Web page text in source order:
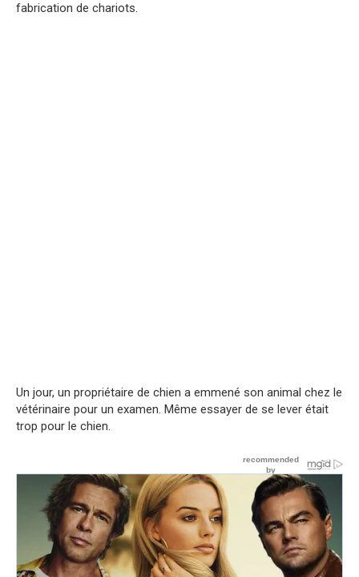
fabrication de chariots.
Un jour, un propriétaire de chien a emmené son animal chez le
vétérinaire pour un examen. Même essayer de se lever était
trop pour le chien.